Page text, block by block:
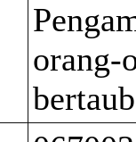
orang-